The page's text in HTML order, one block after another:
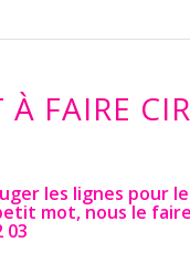
FAIRE
les lignes pour
mot, nous le
03